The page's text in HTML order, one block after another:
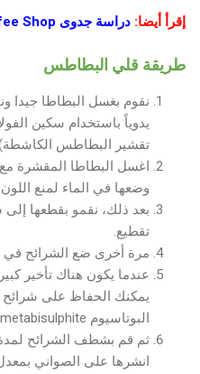
إقرأ أيضا: دراسة جدوى Coffee Shop باللغة الانجليزية
طريقة قلي البطاطس
نقوم بغسل البطاطا جيدا
يدوياً باستخدام سكين
تقشير البطاطس
اغسل البطاطا المقشرة
وضعها في الماء لمنع اللون
تقطيع.
مرة أخرى ضع الشرائح في
عندما يكون هناك تأخير
البوتاسيوم metabisulphite لتجنب الأكسدة.